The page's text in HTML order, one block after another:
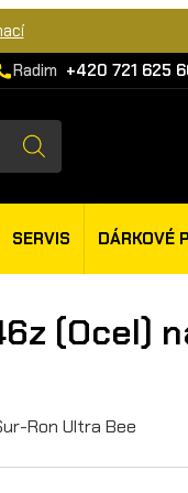
Radim +420 721 625
SERVIS DÁRKOVÉ
(Ocel)
Ron Ultra Bee